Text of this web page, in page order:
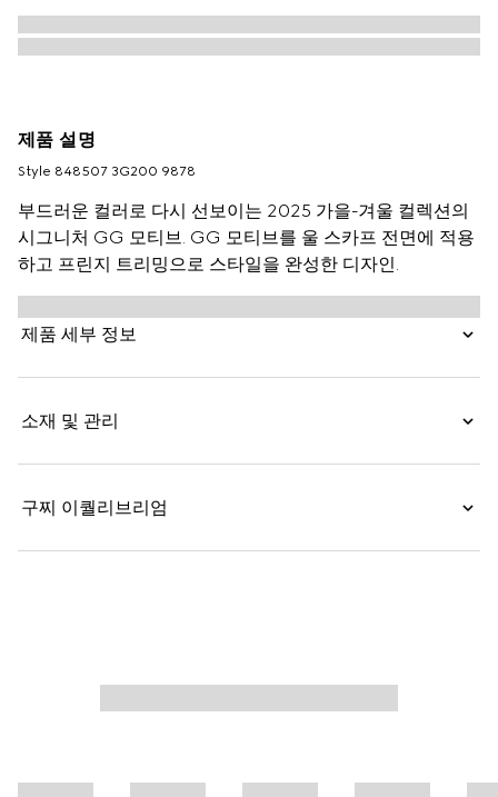
제품 설명
Style ‎848507 3G200 9878
부드러운 컬러로 다시 선보이는 2025 가을-겨울 컬렉션의
시그니처 GG 모티브. GG 모티브를 울 스카프 전면에 적용
하고 프린지 트리밍으로 스타일을 완성한 디자인.
제품 세부 정보
소재 및 관리
구찌 이퀄리브리엄